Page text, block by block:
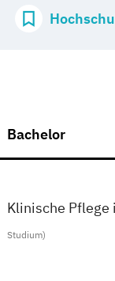
Bachelor
Klinische
Studium)